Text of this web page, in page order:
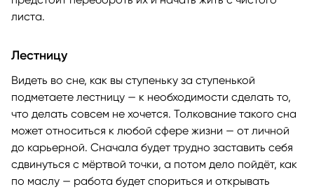
листа.
Лестницу
Видеть во сне, как вы ступеньку за ступенькой
подметаете лестницу — к необходимости сделать то,
что делать совсем не хочется. Толкование такого сна
может относиться к любой сфере жизни — от личной
до карьерной. Сначала будет трудно заставить себя
сдвинуться с мёртвой точки, а потом дело пойдёт, как
по маслу — работа будет спориться и открывать